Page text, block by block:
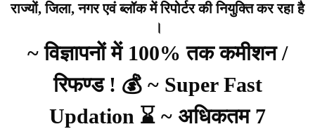
राज्यों, जिला, नगर एवं ब्लॉक में रिपोर्टर की नियुक्ति कर रहा है
।
~ विज्ञापनों में 100% तक कमीशन /
रिफण्ड ! 💰 ~ Super Fast
Updation ⌛ ~ अधिकतम 7